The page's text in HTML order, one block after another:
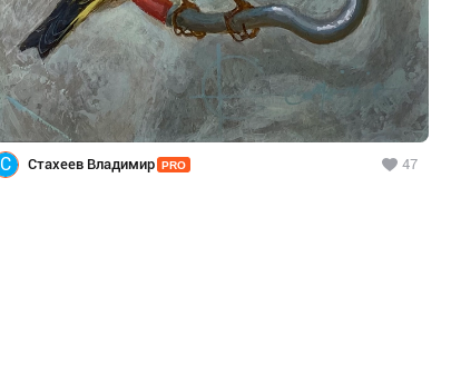
С Стахеев Владимир PRO 47